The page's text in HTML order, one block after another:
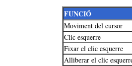
FUNCIÓ
Moviment del cursor
Clic esquerre
Fixar el clic esquerre
Alliberar el clic